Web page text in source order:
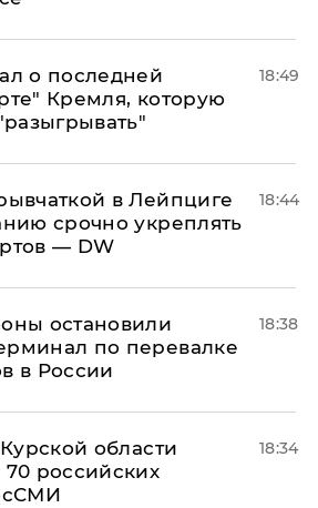
о последней
Кремля, которую
18:49
в Лейпциге
срочно укреплять
— DW
18:44
остановили
по перевалке
в России
18:38
области
российских
18:34